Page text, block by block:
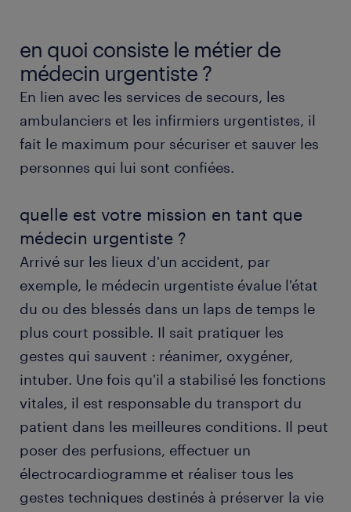
types de postes de médecin urgentiste
travailler en tant que médecin urgentiste
obtenir un poste de médecin urgentiste avec
randstad
FAQs
en quoi consiste le métier de
médecin urgentiste ?
En lien avec les services de secours, les
ambulanciers et les infirmiers urgentistes, il
fait le maximum pour sécuriser et sauver les
personnes qui lui sont confiées.
quelle est votre mission en tant que
médecin urgentiste ?
Arrivé sur les lieux d'un accident, par
exemple, le médecin urgentiste évalue l'état
du ou des blessés dans un laps de temps le
plus court possible. Il sait pratiquer les
gestes qui sauvent : réanimer, oxygéner,
intuber. Une fois qu'il a stabilisé les fonctions
vitales, il est responsable du transport du
patient dans les meilleures conditions. Il peut
poser des perfusions, effectuer un
électrocardiogramme et réaliser tous les
gestes techniques destinés à préserver la vie